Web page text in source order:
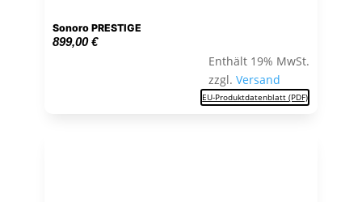
Sonoro PRESTIGE
899,00€
Enthält 19% MwSt.
zzgl.Versand
EU-Produktdatenblatt (PDF)